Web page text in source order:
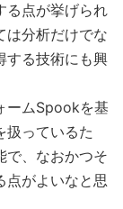
る点が挙げられ
は分析だけでな
する技術にも興
ームSpookを基
扱っているた
で、なおかつそ
点がよいなと思